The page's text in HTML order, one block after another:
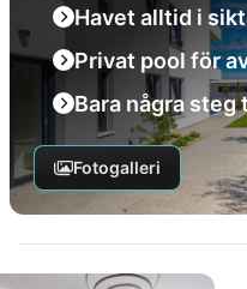
Havet alltid i
Privat pool för
Bara några
Fotogalleri